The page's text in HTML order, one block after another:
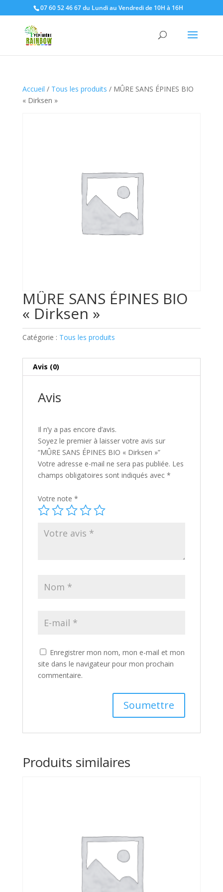
07 60 52 46 67 du Lundi au Vendredi de 10H à 16H
Accueil / Tous les produits / MÛRE SANS ÉPINES BIO
« Dirksen »
MÛRE SANS ÉPINES BIO
« Dirksen »
Catégorie : Tous les produits
Avis (0)
Avis
Il n’y a pas encore d’avis.
Soyez le premier à laisser votre avis sur
“MÛRE SANS ÉPINES BIO « Dirksen »”
Votre adresse e-mail ne sera pas publiée. Les
champs obligatoires sont indiqués avec *
Votre note *
Enregistrer mon nom, mon e-mail et mon
site dans le navigateur pour mon prochain
commentaire.
Produits similaires